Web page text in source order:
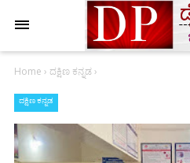
Home › ದಕ್ಷಿಣ ಕನ್ನಡ›
ದಕ್ಷಿಣ ಕನ್ನಡ